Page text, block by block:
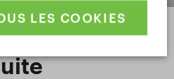
LES COOKIES